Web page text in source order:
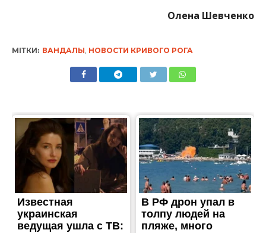
Олена Шевченко
МІТКИ: ВАНДАЛЫ НОВОСТИ КРИВОГО РОГА